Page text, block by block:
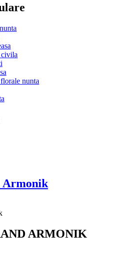
civila
nunta
Armonik
ARMONIK